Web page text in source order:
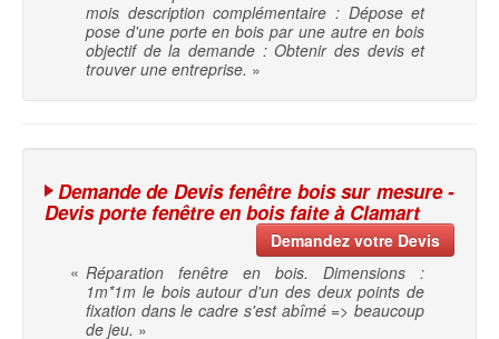
mois description complémentaire : Dépose et
pose d'une porte en bois par une autre en bois
objectif de la demande : Obtenir des devis et
trouver une entreprise. »
Demande de Devis fenêtre bois sur mesure -
Devis porte fenêtre en bois faite à Clamart
Demandez votre Devis
« Réparation fenêtre en bois. Dimensions :
1m*1m le bois autour d'un des deux points de
fixation dans le cadre s'est abîmé => beaucoup
de jeu. »